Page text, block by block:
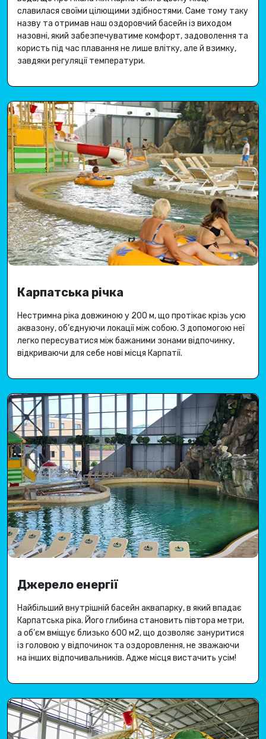
славилася своїми цілющими здібностями. Саме тому таку
назву та отримав наш оздоровчий басейн із виходом
назовні, який забезпечуватиме комфорт, задоволення та
користь під час плавання не лише влітку, але й взимку,
завдяки регуляції температури.
Карпатська річка
Нестримна ріка довжиною у 200 м, що протікає крізь усю
аквазону, об’єднуючи локації між собою.З допомогою неї
легко пересуватися між бажаними зонами відпочинку,
відкриваючи для себе нові місця Карпатії.
Джерело енергії
Найбільший внутрішній басейн аквапарку, в який впадає
Карпатська ріка. Його глибина становить півтора метри,
а об’єм вміщує близько 600 м2, що дозволяє зануритися
із головою у відпочинок та оздоровлення, не зважаючи
на інших відпочивальників. Адже місця вистачить усім!